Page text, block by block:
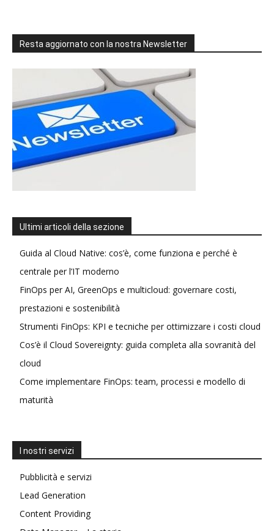
Resta aggiornato con la nostra Newsletter
Ultimi articoli della sezione
Guida al Cloud Native: cos’è, come funziona e perché è
centrale per l’IT moderno
FinOps per AI, GreenOps e multicloud: governare costi,
prestazioni e sostenibilità
Strumenti FinOps: KPI e tecniche per ottimizzare i costi cloud
Cos’è il Cloud Sovereignty: guida completa alla sovranità del
cloud
Come implementare FinOps: team, processi e modello di
maturità
I nostri servizi
Pubblicità e servizi
Lead Generation
Content Providing